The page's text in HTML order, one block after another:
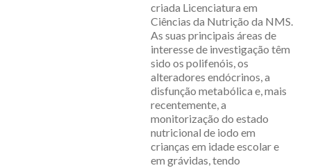
criada Licenciatura em
Ciências da Nutrição da NMS.
As suas principais áreas de
interesse de investigação têm
sido os polifenóis, os
alteradores endócrinos, a
disfunção metabólica e, mais
recentemente, a
monitorização do estado
nutricional de iodo em
crianças em idade escolar e
em grávidas, tendo